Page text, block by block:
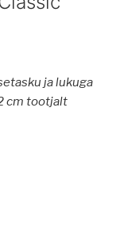
ja lukuga
cm tootjalt